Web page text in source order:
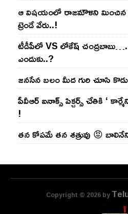
ఆ విష‌యంలో రాజ‌మౌళిని మించిన
ట్రెండే వేరు..!
టీడీపీలో VS లోకేష్ చంద్ర‌బాబు….
ఎందుకు..?
జ‌న‌సేన బ‌లం మీద గురి చూసి
పీవీఆర్ ఐనాక్స్ పిక్చర్స్ చేతికి ‘
!
తన కోపమే తన శత్రువు 😡
Copyright © 2026 by